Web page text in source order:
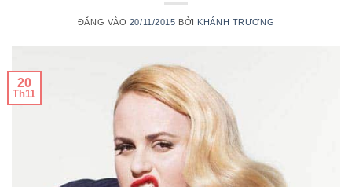
ĐĂNG VÀO 20/11/2015 BỞI KHÁNH TRƯƠNG
20
Th11